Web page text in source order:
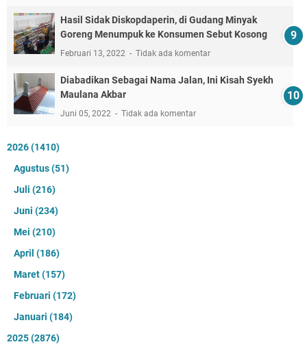
Hasil Sidak Diskopdaperin, di Gudang Minyak
Goreng Menumpuk ke Konsumen Sebut Kosong
Februari 13, 2022 Tidak ada komentar
Diabadikan Sebagai Nama Jalan, Ini Kisah Syekh
Maulana Akbar
Juni 05, 2022 Tidak ada komentar
2026(1410)
Agustus(51)
Juli (216)
Juni (234)
Mei (210)
April (186)
Maret(157)
Februari (172)
Januari (184)
2025(2876)